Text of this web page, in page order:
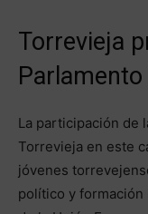
Torrevieja
La participación de
Torrevieja en este
jóvenes
político y formación